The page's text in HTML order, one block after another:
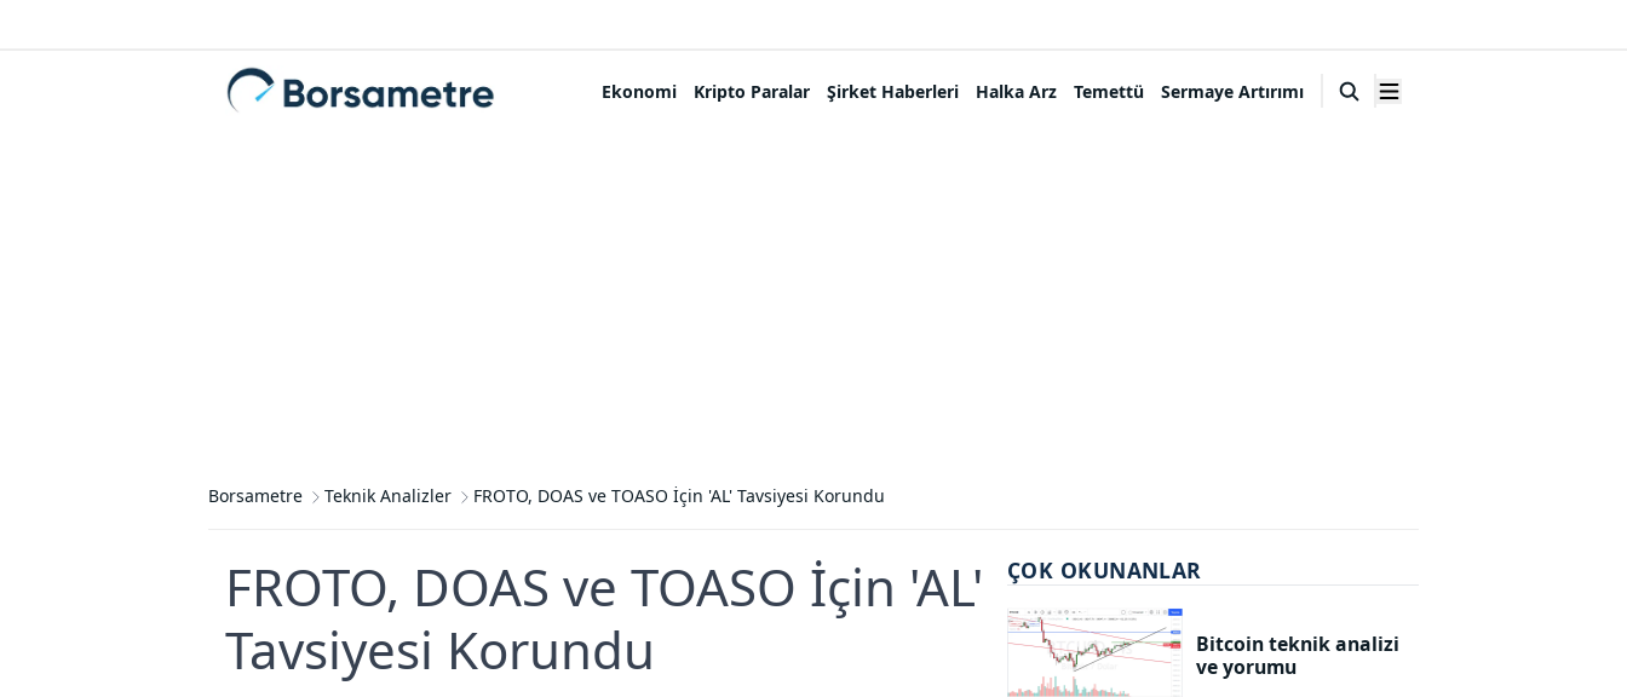
Ekonomi Kripto Paralar Şirket Haberleri Halka Arz Temettü Sermaye Artırımı
Borsametre Teknik Analizler FROTO, DOAS ve TOASO İçin 'AL' Tavsiyesi Korundu
FROTO, DOAS ve TOASO İçin 'AL'
Tavsiyesi Korundu
ÇOK OKUNANLAR
Bitcoin teknik analizi
ve yorumu